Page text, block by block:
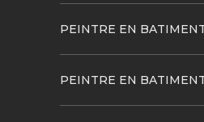
PEINTRE EN
PEINTRE EN